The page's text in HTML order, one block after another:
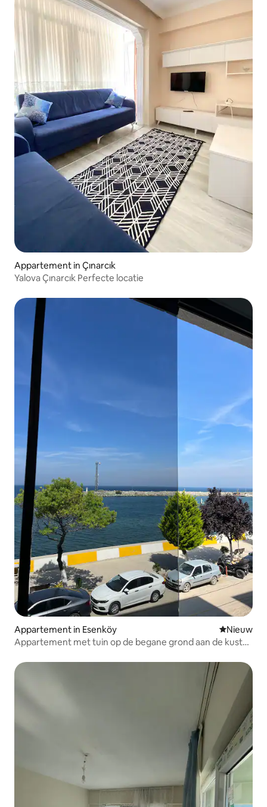
Appartement in Çınarcık
Yalova Çınarcık Perfecte locatie
Appartement in Esenköy Nieuwe
Nieuw
Appartement met tuin op de begane grond aan de kust